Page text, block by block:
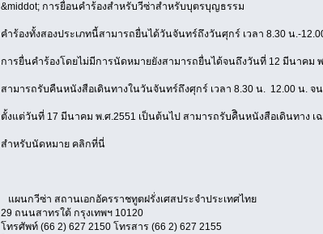
&middot; การยื่อนคำร้องสำหรับวีซ่าสำหรับบุตรบุญธรรม
คำร้องทั้งสองประเภทนี้สามารถยื่นได้วันจันทร์ถึงวันศุกร์ เวลา 8.30 น.-
การยื่นคำร้องโดยไม่มีการนัดหมายยังสามารถยื่นได้จนถึงวันที่ 12 มีนาคม พ.
สามารถรับคืนหนังสือเดินทางในวันจันทร์ถึงศุกร์ เวลา 8.30 น.  12.00 น.
ตั้งแต่วันที่ 17 มีนาคม พ.ศ.2551 เป็นต้นไป สามารถรับคืินหนังสือเดินทาง เ
สำหรับนัดหมาย คลิกที่นี่
แผนกวีซ่า สถานเอกอัครราชทูตฝรั่งเศสประจำประเทศไทย
29 ถนนสาทรใต้ กรุงเทพฯ 10120
โทรศัพท์ (66 2) 627 2150 โทรสาร (66 2) 627 2155